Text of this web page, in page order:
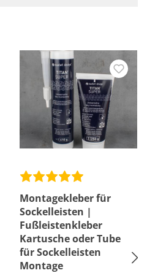
Montagekleber für
Sockelleisten |
Fußleistenkleber
Kartusche oder Tube
für Sockelleisten
Montage